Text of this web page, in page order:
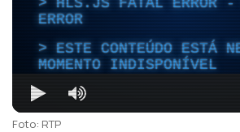
ERROR
ESTE CONTEÚDO ESTÁ
MOMENTO INDISPONÍVEL
Foto: RTP